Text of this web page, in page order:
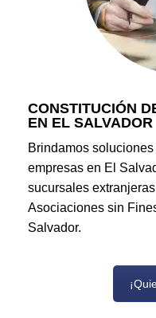
CONSTITUCIÓN
EN EL SALVADOR
Brindamos
empresas en El
sucursales
Asociaciones sin
Salvador.